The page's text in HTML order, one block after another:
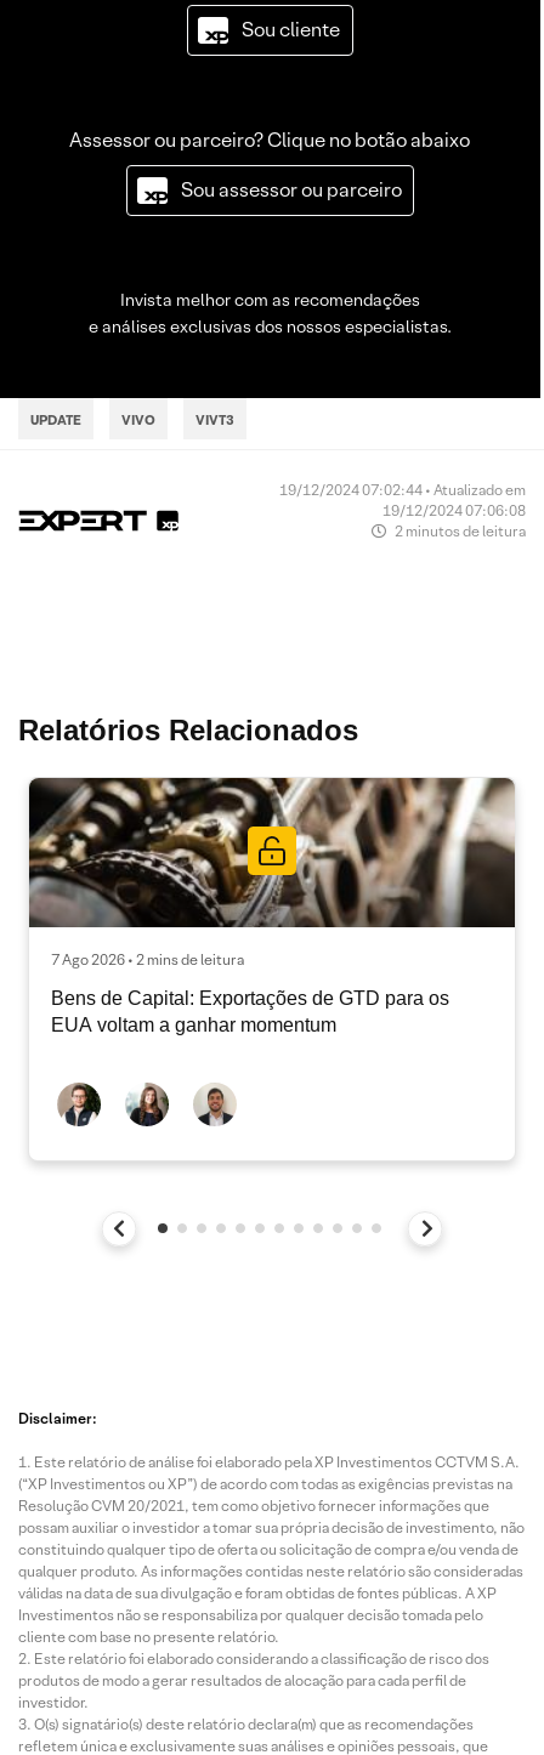
Sou cliente
Assessor ou parceiro? Clique no botão abaixo
Sou assessor ou parceiro
Invista melhor com as recomendações
e análises exclusivas dos nossos especialistas.
UPDATE VIVO VIVT3
19/12/2024 07:02:44 • Atualizado em
19/12/2024 07:06:08
2 minutos de leitura
Relatórios Relacionados
7 Ago 2026 • 2 mins de leitura
Bens de Capital: Exportações de GTD para os
EUA voltam a ganhar momentum
Disclaimer:
Este relatório de análise foi elaborado pela XP Investimentos CCTVM S.A.
(“XP Investimentos ou XP”) de acordo com todas as exigências previstas na
Resolução CVM 20/2021, tem como objetivo fornecer informações que
possam auxiliar o investidor a tomar sua própria decisão de investimento, não
constituindo qualquer tipo de oferta ou solicitação de compra e/ou venda de
qualquer produto. As informações contidas neste relatório são consideradas
válidas na data de sua divulgação e foram obtidas de fontes públicas. A XP
Investimentos não se responsabiliza por qualquer decisão tomada pelo
cliente com base no presente relatório.
Este relatório foi elaborado considerando a classificação de risco dos
produtos de modo a gerar resultados de alocação para cada perfil de
investidor.
O(s) signatário(s) deste relatório declara(m) que as recomendações
refletem única e exclusivamente suas análises e opiniões pessoais, que